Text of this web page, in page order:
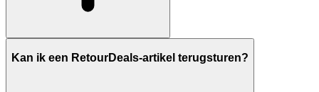
Kan ik een RetourDeals-artikel terugsturen?